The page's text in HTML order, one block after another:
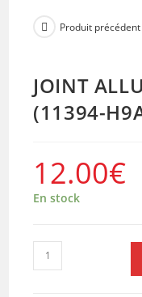
Produit précédent
JOINT
(11394-
12.00€
En stock
quantité
de